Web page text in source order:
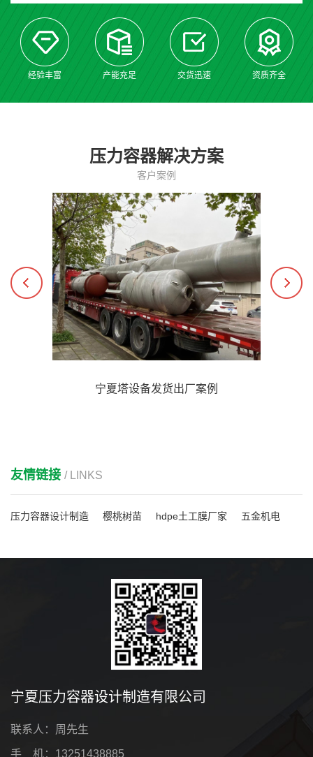
经验丰富 产能充足 交货迅速 资质齐全
压力容器解决方案
客户案例
宁夏塔设备发货出厂案例
友情链接 / LINKS
压力容器设计制造 樱桃树苗 hdpe土工膜厂家 五金机电
宁夏压力容器设计制造有限公司
联系人：周先生
手 机：13251438885